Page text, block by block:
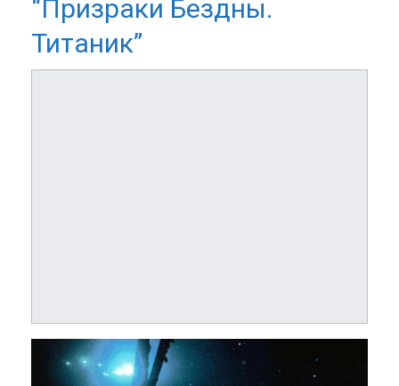
“Призраки Бездны.
Титаник”